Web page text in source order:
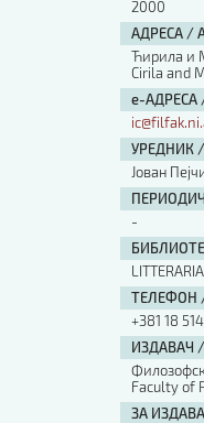
2000
АДРЕСА /
Ћирила и
Cirila and
е-АДРЕСА /
УРЕДНИК /
Јован
-
ТЕЛЕФОН /
+381 18
ИЗДАВАЧ /
Faculty of
ЗА